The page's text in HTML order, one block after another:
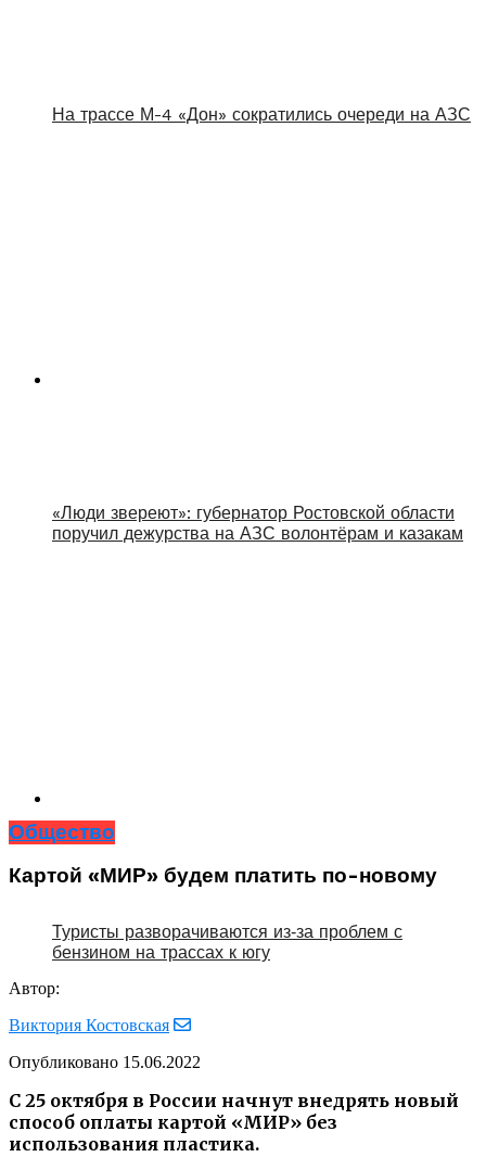
На трассе М-4 «Дон» сократились очереди на АЗС
«Люди звереют»: губернатор Ростовской области
поручил дежурства на АЗС волонтёрам и казакам
Туристы разворачиваются из‑за проблем с
бензином на трассах к югу
Общество
Картой «МИР» будем платить по-новому
Автор:
Виктория Костовская
Опубликовано 15.06.2022
С 25 октября в России начнут внедрять новый
способ оплаты картой «МИР» без
использования пластика.